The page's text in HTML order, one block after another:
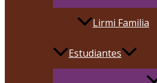
Lirmi Familia
Estudiantes